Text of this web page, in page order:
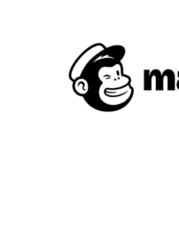
Recherche